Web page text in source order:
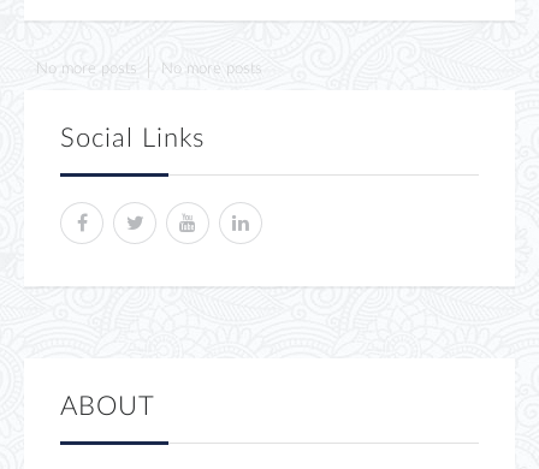
No more posts No more posts
Social Links
ABOUT